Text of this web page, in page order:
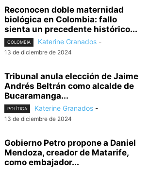
Reconocen doble maternidad
biológica en Colombia: fallo
sienta un precedente histórico...
COLOMBIA Katerine Granados -
13 de diciembre de 2024
Tribunal anula elección de Jaime
Andrés Beltrán como alcalde de
Bucaramanga...
POLÍTICA Katerine Granados -
13 de diciembre de 2024
Gobierno Petro propone a Daniel
Mendoza, creador de Matarife,
como embajador...